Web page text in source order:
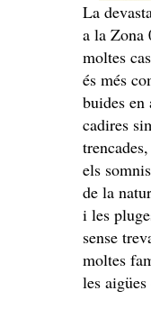
La
a la Zona
moltes
és més
buides en
cadires
els
de la
i les
sense
moltes
les aigües